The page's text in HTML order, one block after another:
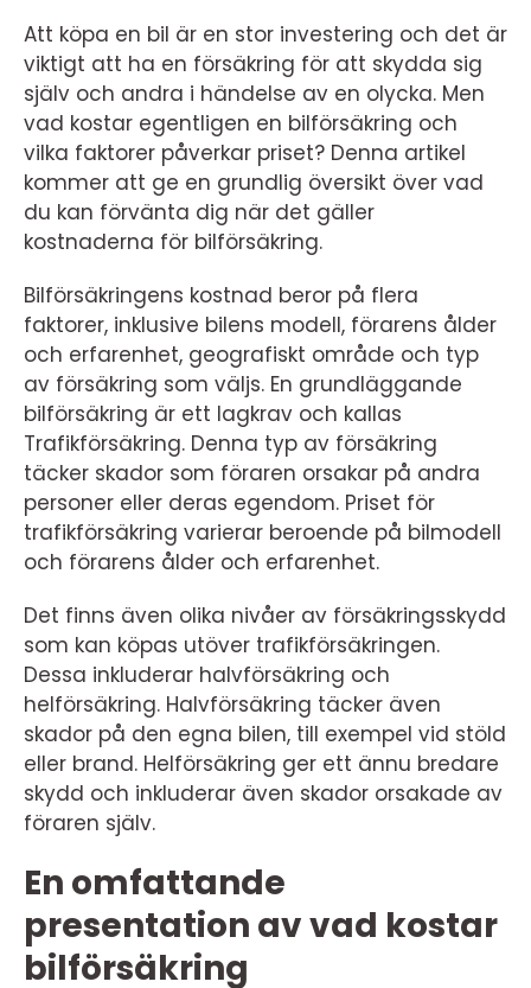
Att köpa en bil är en stor investering och det är
viktigt att ha en försäkring för att skydda sig
själv och andra i händelse av en olycka. Men
vad kostar egentligen en bilförsäkring och
vilka faktorer påverkar priset? Denna artikel
kommer att ge en grundlig översikt över vad
du kan förvänta dig när det gäller
kostnaderna för bilförsäkring.
Bilförsäkringens kostnad beror på flera
faktorer, inklusive bilens modell, förarens ålder
och erfarenhet, geografiskt område och typ
av försäkring som väljs. En grundläggande
bilförsäkring är ett lagkrav och kallas
Trafikförsäkring. Denna typ av försäkring
täcker skador som föraren orsakar på andra
personer eller deras egendom. Priset för
trafikförsäkring varierar beroende på bilmodell
och förarens ålder och erfarenhet.
Det finns även olika nivåer av försäkringsskydd
som kan köpas utöver trafikförsäkringen.
Dessa inkluderar halvförsäkring och
helförsäkring. Halvförsäkring täcker även
skador på den egna bilen, till exempel vid stöld
eller brand. Helförsäkring ger ett ännu bredare
skydd och inkluderar även skador orsakade av
föraren själv.
En omfattande
presentation av vad kostar
bilförsäkring